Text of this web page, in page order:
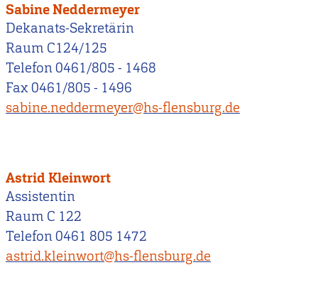
Sabine Neddermeyer
Dekanats-Sekretärin
Raum C124/125
Telefon 0461/805 - 1468
Fax 0461/805 - 1496
sabine.neddermeyer@hs-flensburg.de
Astrid Kleinwort
Assistentin
Raum C 122
Telefon 0461 805 1472
astrid.kleinwort@hs-flensburg.de